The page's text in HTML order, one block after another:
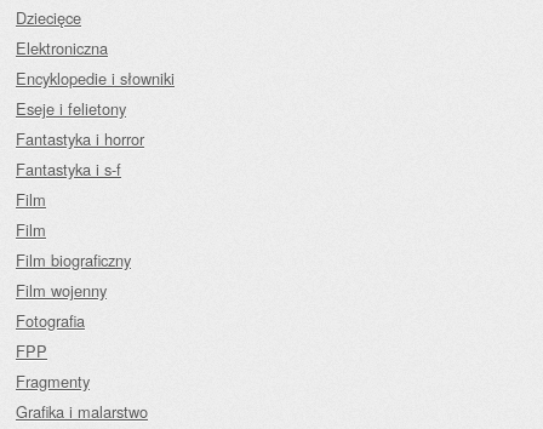
Dziecięce
Elektroniczna
Encyklopedie i słowniki
Eseje i felietony
Fantastyka i horror
Fantastyka i s-f
Film
Film
Film biograficzny
Film wojenny
Fotografia
FPP
Fragmenty
Grafika i malarstwo